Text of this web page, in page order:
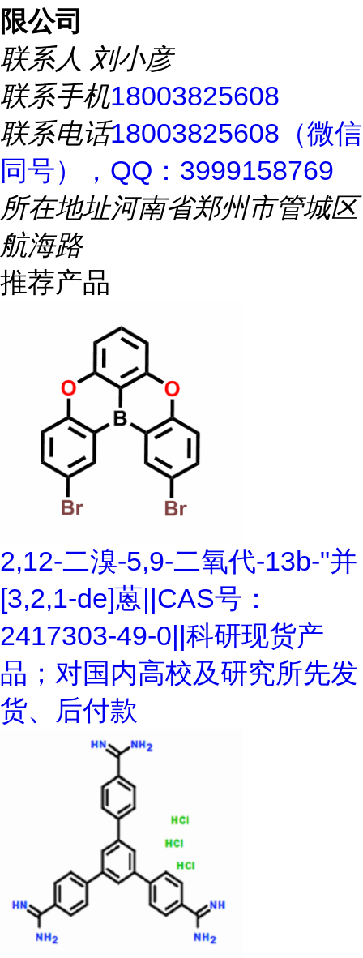
限公司
联系人 刘小彦
联系手机18003825608
联系电话18003825608（微信
同号），QQ：3999158769
所在地址河南省郑州市管城区
航海路
推荐产品
2,12-二溴-5,9-二氧代-13b-"并
[3,2,1-de]蒽||CAS号：
2417303-49-0||科研现货产
品；对国内高校及研究所先发
货、后付款